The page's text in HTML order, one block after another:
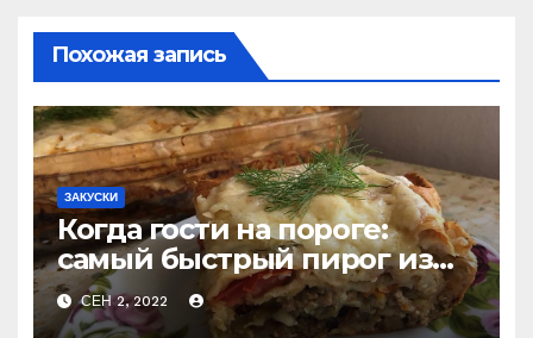
Похожая запись
ЗАКУСКИ
Когда гости на пороге:
самый быстрый пирог из
лаваша с тремя начинками
СЕН 2, 2022